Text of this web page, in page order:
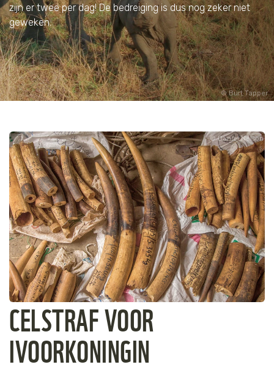
Burt Tapper
zijn er twee per dag! De bedreiging is dus nog zeker niet
geweken.
Daniel Nelson
CELSTRAF VOOR
IVOORKONINGIN